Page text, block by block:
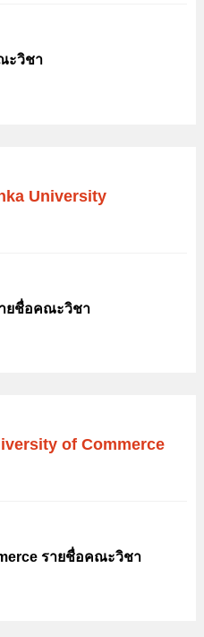
ะวิชา
University
ยชื่อคณะวิชา
of Commerce
รายชื่อคณะวิชา